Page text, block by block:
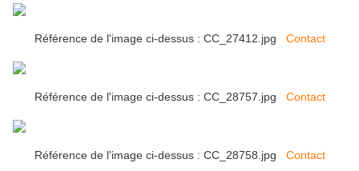
Référence de l'image ci-dessus : CC_27412.jpg Contact
Référence de l'image ci-dessus : CC_28757.jpg Contact
Référence de l'image ci-dessus : CC_28758.jpg Contact